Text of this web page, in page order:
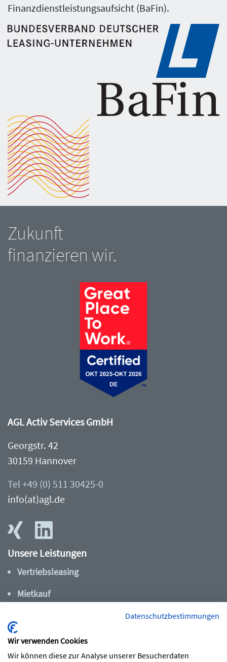
Datenschutzbestimmungen
Wir verwenden Cookies
Wir können diese zur Analyse unserer Besucherdaten
Finanzdienstleistungsaufsicht (BaFin).
Zukunft
finanzieren wir.
Unsere Leistungen
Vertriebsleasing
Mietkauf
AGL im Überblick
AGL Activ Services GmbH
Georgstr. 42
30159 Hannover
Tel +49 (0) 511 30425-0
info(at)agl.de